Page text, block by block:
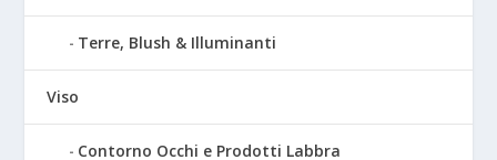
Terre, Blush & Illuminanti
Viso
Contorno Occhi e Prodotti Labbra